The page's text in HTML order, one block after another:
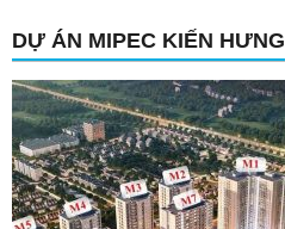
DỰ ÁN MIPEC KIẾN HƯNG